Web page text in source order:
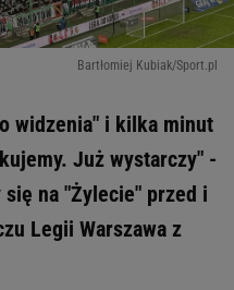
Bartłomiej Kubiak/Sport.pl
widzenia" i kilka minut
Już wystarczy" -
na "Żylecie" przed i
Legii Warszawa z